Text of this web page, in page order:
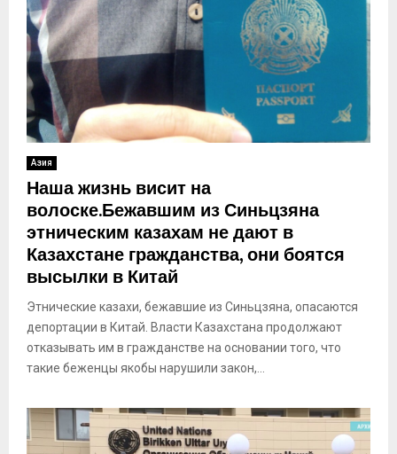
Азия
Наша жизнь висит на
волоске.Бежавшим из Синьцзяна
этническим казахам не дают в
Казахстане гражданства, они боятся
высылки в Китай
Этнические казахи, бежавшие из Синьцзяна, опасаются
депортации в Китай. Власти Казахстана продолжают
отказывать им в гражданстве на основании того, что
такие беженцы якобы нарушили закон,...